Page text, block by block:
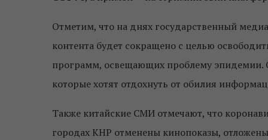
Отметим, что на днях государственный
контента будет сокращено с целью
программ, освещающих проблему эпидемии.
которые хотят отдохнуть от обилия
Также китайские СМИ отмечают, что
городах КНР отменены кинопоказы,